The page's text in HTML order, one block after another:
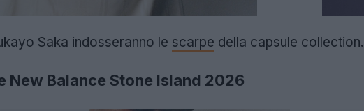
Saka indosseranno le scarpe della capsule collection.
New Balance Stone Island 2026